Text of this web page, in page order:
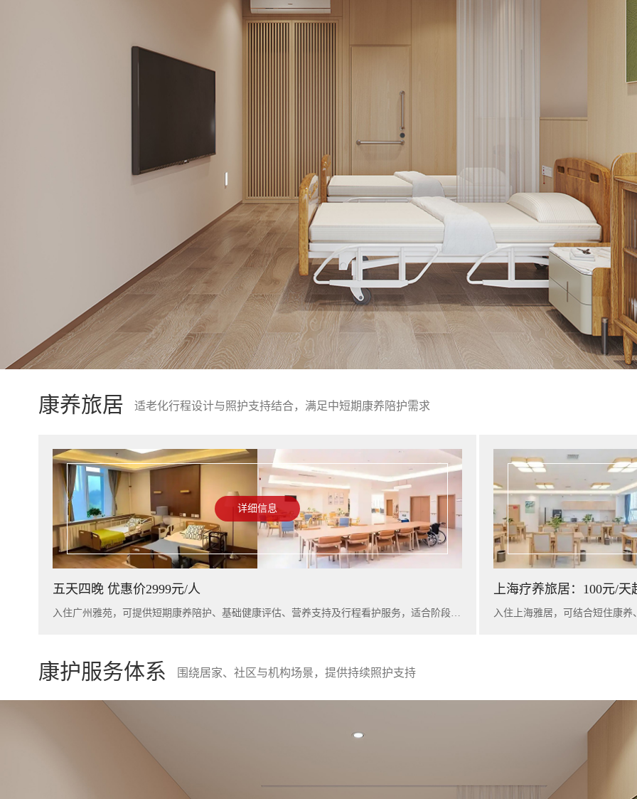
康养旅居 适老化行程设计与照护支持结合，满足中短期康养陪护需求
详细信息
五天四晚 优惠价2999元/人
入住广州雅苑，可提供短期康养陪护、基础健康评估、营养支持及行程看护服务，适合阶段性休养与家庭陪护衔接。
上海疗养旅居：100元/天
康护服务体系 围绕居家、社区与机构场景，提供持续照护支持